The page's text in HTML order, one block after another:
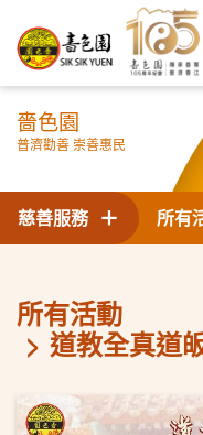
嗇色園
普濟勸善 崇善惠民
所有
慈善服務
所有活動
道教全真道